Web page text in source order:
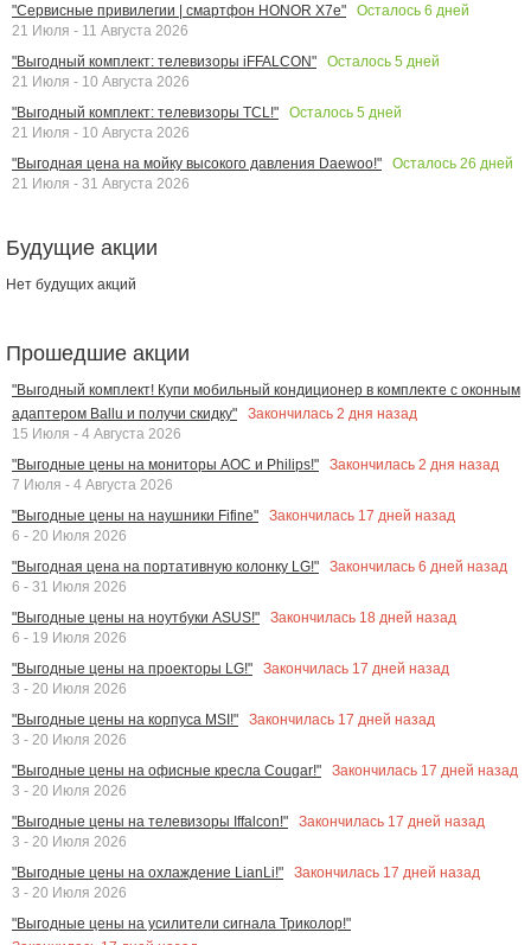
"Сервисные привилегии | смартфон HONOR X7e"
Осталось 6 дней
21 Июля - 11 Августа 2026
"Выгодный комплект: телевизоры iFFALCON"
Осталось 5 дней
21 Июля - 10 Августа 2026
"Выгодный комплект: телевизоры TCL!"
Осталось 5 дней
21 Июля - 10 Августа 2026
"Выгодная цена на мойку высокого давления Daewoo!"
Осталось 26 дней
21 Июля - 31 Августа 2026
Будущие акции
Нет будущих акций
Прошедшие акции
"Выгодный комплект! Купи мобильный кондиционер в комплекте с оконным
адаптером Ballu и получи скидку"
Закончилась 2 дня назад
15 Июля - 4 Августа 2026
"Выгодные цены на мониторы AOC и Philips!"
Закончилась 2 дня назад
7 Июля - 4 Августа 2026
"Выгодные цены на наушники Fifine"
Закончилась 17 дней назад
6 - 20 Июля 2026
"Выгодная цена на портативную колонку LG!"
Закончилась 6 дней назад
6 - 31 Июля 2026
"Выгодные цены на ноутбуки ASUS!"
Закончилась 18 дней назад
6 - 19 Июля 2026
"Выгодные цены на проекторы LG!"
Закончилась 17 дней назад
3 - 20 Июля 2026
"Выгодные цены на корпуса MSI!"
Закончилась 17 дней назад
3 - 20 Июля 2026
"Выгодные цены на офисные кресла Cougar!"
Закончилась 17 дней назад
3 - 20 Июля 2026
"Выгодные цены на телевизоры Iffalcon!"
Закончилась 17 дней назад
3 - 20 Июля 2026
"Выгодные цены на охлаждение LianLi!"
Закончилась 17 дней назад
3 - 20 Июля 2026
"Выгодные цены на усилители сигнала Триколор!"